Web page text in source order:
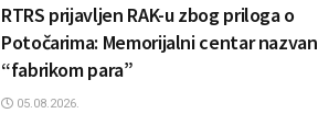
RTRS prijavljen RAK-u zbog priloga o
Potočarima: Memorijalni centar nazvan
“fabrikom para”
05.08.2026.